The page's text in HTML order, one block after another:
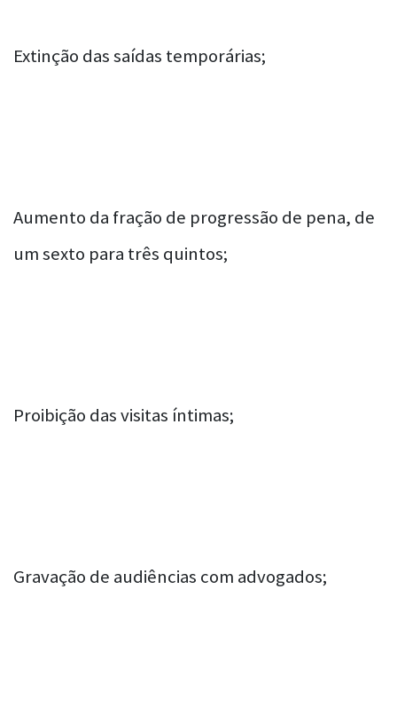
Extinção das saídas temporárias;
Aumento da fração de progressão de pena, de
um sexto para três quintos;
Proibição das visitas íntimas;
Gravação de audiências com advogados;